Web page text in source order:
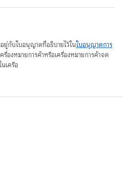
ยู่กับใบอนุญาตที่อธิบายไว้ในใบอนุญาตการ
องหมายการค้าหรือเครื่องหมายการค้าจด
เครือ